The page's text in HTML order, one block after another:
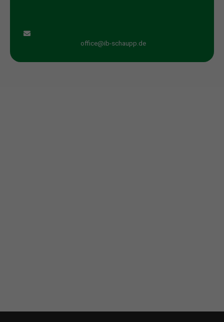
office@ib-schaupp.de